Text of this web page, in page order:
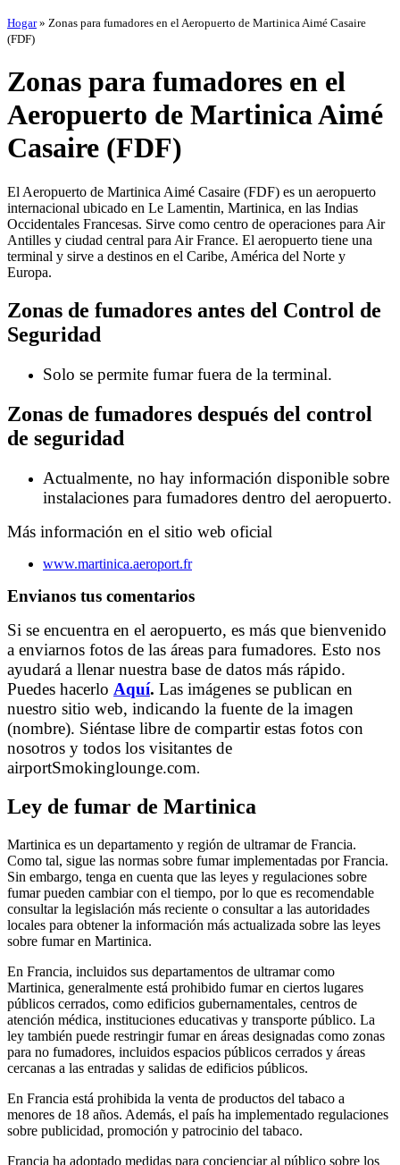
Hogar» Zonas para fumadores en el Aeropuerto de Martinica Aimé Casaire
(FDF)
Zonas para fumadores en el
Aeropuerto de Martinica Aimé
Casaire (FDF)
El Aeropuerto de Martinica Aimé Casaire (FDF) es un aeropuerto
internacional ubicado en Le Lamentin, Martinica, en las Indias
Occidentales Francesas. Sirve como centro de operaciones para Air
Antilles y ciudad central para Air France. El aeropuerto tiene una
terminal y sirve a destinos en el Caribe, América del Norte y
Europa.
Zonas de fumadores antes del Control de
Seguridad
Solo se permite fumar fuera de la terminal.
Zonas de fumadores después del control
de seguridad
Actualmente, no hay información disponible sobre
instalaciones para fumadores dentro del aeropuerto.
Más información en el sitio web oficial
www.martinica.aeroport.fr
Envianos tus comentarios
Si se encuentra en el aeropuerto, es más que bienvenido
a enviarnos fotos de las áreas para fumadores. Esto nos
ayudará a llenar nuestra base de datos más rápido.
Puedes hacerlo Aquí. Las imágenes se publican en
nuestro sitio web, indicando la fuente de la imagen
(nombre). Siéntase libre de compartir estas fotos con
nosotros y todos los visitantes de
airportSmokinglounge.com.
Ley de fumar de Martinica
Martinica es un departamento y región de ultramar de Francia.
Como tal, sigue las normas sobre fumar implementadas por Francia.
Sin embargo, tenga en cuenta que las leyes y regulaciones sobre
fumar pueden cambiar con el tiempo, por lo que es recomendable
consultar la legislación más reciente o consultar a las autoridades
locales para obtener la información más actualizada sobre las leyes
sobre fumar en Martinica.
En Francia, incluidos sus departamentos de ultramar como
Martinica, generalmente está prohibido fumar en ciertos lugares
públicos cerrados, como edificios gubernamentales, centros de
atención médica, instituciones educativas y transporte público. La
ley también puede restringir fumar en áreas designadas como zonas
para no fumadores, incluidos espacios públicos cerrados y áreas
cercanas a las entradas y salidas de edificios públicos.
En Francia está prohibida la venta de productos del tabaco a
menores de 18 años. Además, el país ha implementado regulaciones
sobre publicidad, promoción y patrocinio del tabaco.
Francia ha adoptado medidas para concienciar al público sobre los